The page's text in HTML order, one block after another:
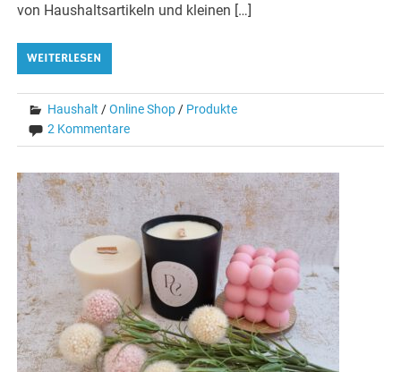
von Haushaltsartikeln und kleinen […]
WEITERLESEN
Haushalt /Online Shop / Produkte
2 Kommentare